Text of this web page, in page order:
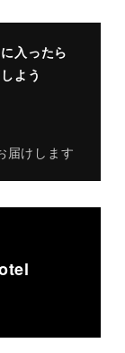
入ったら
よう
届けします